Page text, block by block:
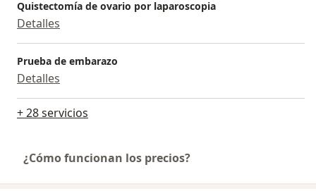
Quistectomía de ovario por laparoscopia
Detalles
Prueba de embarazo
Detalles
+ 28 servicios
¿Cómo funcionan los precios?